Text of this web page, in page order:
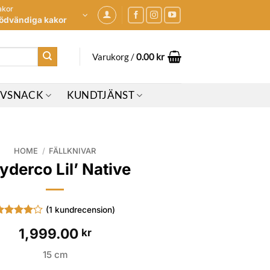
kakor
Varukorg /0.00 kr
KUNDTJÄNST
HOME / FÄLLKNIVAR
Lil’ Native
av 5
(1 kundrecension)
1,999.00 kr
15 cm